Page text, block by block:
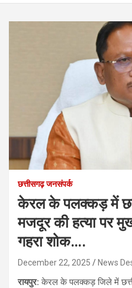
छत्तीसगढ़ जनसंपर्क
केरल के पलक्कड़ में
मजदूर की हत्या पर
गहरा शोक….
December 22, 2025 News
रायपुर:केरल के पलक्कड़ जिले में